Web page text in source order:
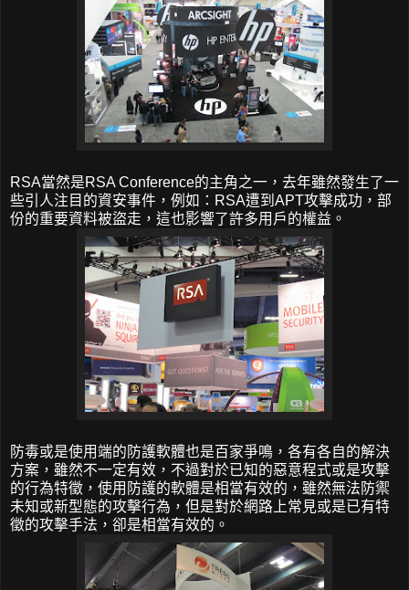
RSA當然是RSA Conference的主角之一，去年雖然發生了一
些引人注目的資安事件，例如：RSA遭到APT攻擊成功，部
份的重要資料被盜走，這也影響了許多用戶的權益。
防毒或是使用端的防護軟體也是百家爭鳴，各有各自的解決
方案，雖然不一定有效，不過對於已知的惡意程式或是攻擊
的行為特徵，使用防護的軟體是相當有效的，雖然無法防禦
未知或新型態的攻擊行為，但是對於網路上常見或是已有特
徵的攻擊手法，卻是相當有效的。